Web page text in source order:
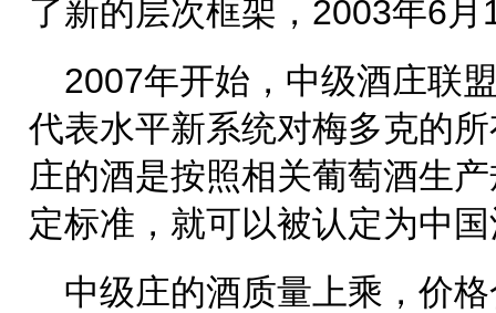
了新的层次框架，2003年6月
2007年开始，中级酒庄联
代表水平新系统对梅多克的
庄的酒是按照相关葡萄酒生
定标准，就可以被认定为中
中级庄的酒质量上乘，价